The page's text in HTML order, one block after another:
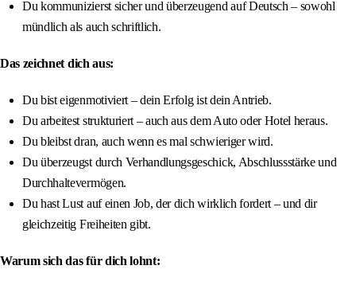
Du kommunizierst sicher und überzeugend auf Deutsch – sowohl
mündlich als auch schriftlich.
Das zeichnet dich aus:
Du bist eigenmotiviert – dein Erfolg ist dein Antrieb.
Du arbeitest strukturiert – auch aus dem Auto oder Hotel heraus.
Du bleibst dran, auch wenn es mal schwieriger wird.
Du überzeugst durch Verhandlungsgeschick, Abschlussstärke und
Durchhaltevermögen.
Du hast Lust auf einen Job, der dich wirklich fordert – und dir
gleichzeitig Freiheiten gibt.
Warum sich das für dich lohnt: